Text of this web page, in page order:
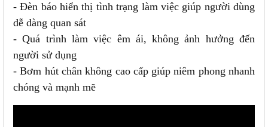
- Đèn báo hiển thị tình trạng làm việc giúp người dùng
dễ dàng quan sát
- Quá trình làm việc êm ái, không ảnh hưởng đến
người sử dụng
- Bơm hút chân không cao cấp giúp niêm phong nhanh
chóng và mạnh mẽ